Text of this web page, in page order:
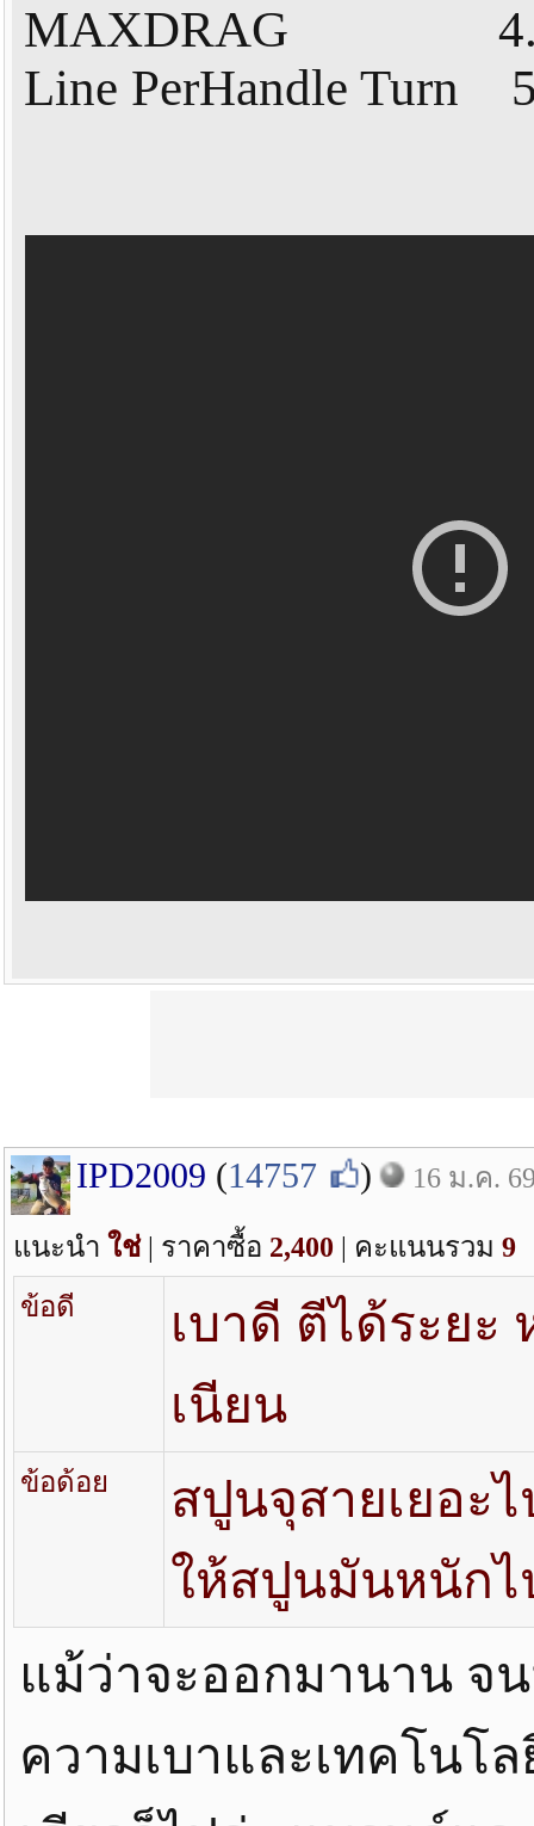
MAXDRAG
Line PerHandle Turn
IPD2009 (14757 ) 16 ม.ค.
แนะนำ ใช่| ราคาซื้อ 2,400 | คะแนนรวม 9
ข้อดี
เบาดี ตีได้ระย
เนียน
ข้อด้อย
สปูนจุสายเยอะ
ให้สปูนมันหนักไ
แม้ว่าจะออกมานาน จ
ความเบาและเทคโน